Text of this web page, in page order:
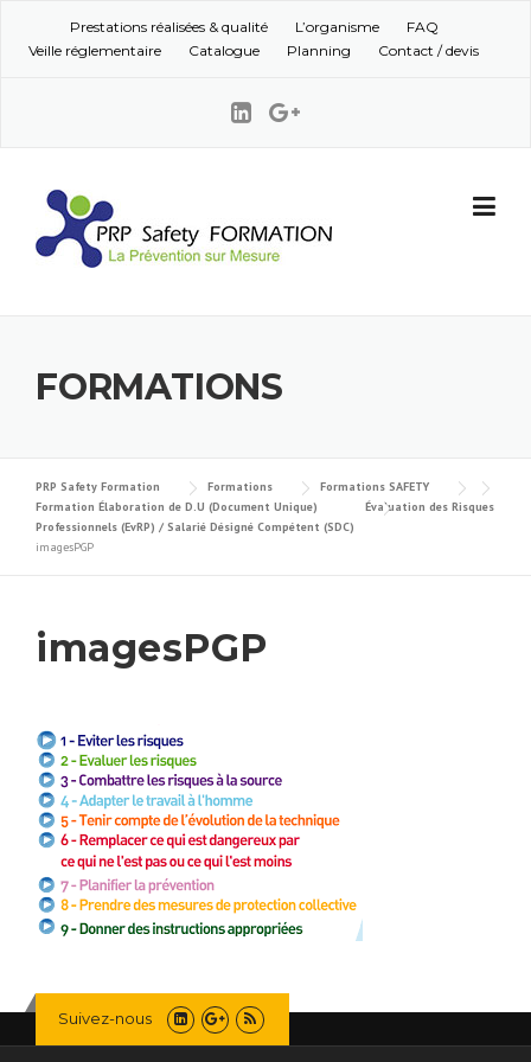
Prestations réalisées & qualité L’organisme
FAQ
Veille réglementaire
Catalogue Planning Contact / devis
FORMATIONS
PRP Safety Formation Formations
Formations SAFETY
Formation Élaboration de D.U (Document Unique)
Évaluation des Risques
Professionnels (EvRP) / Salarié Désigné Compétent (SDC)
imagesPGP
imagesPGP
Suivez-nous